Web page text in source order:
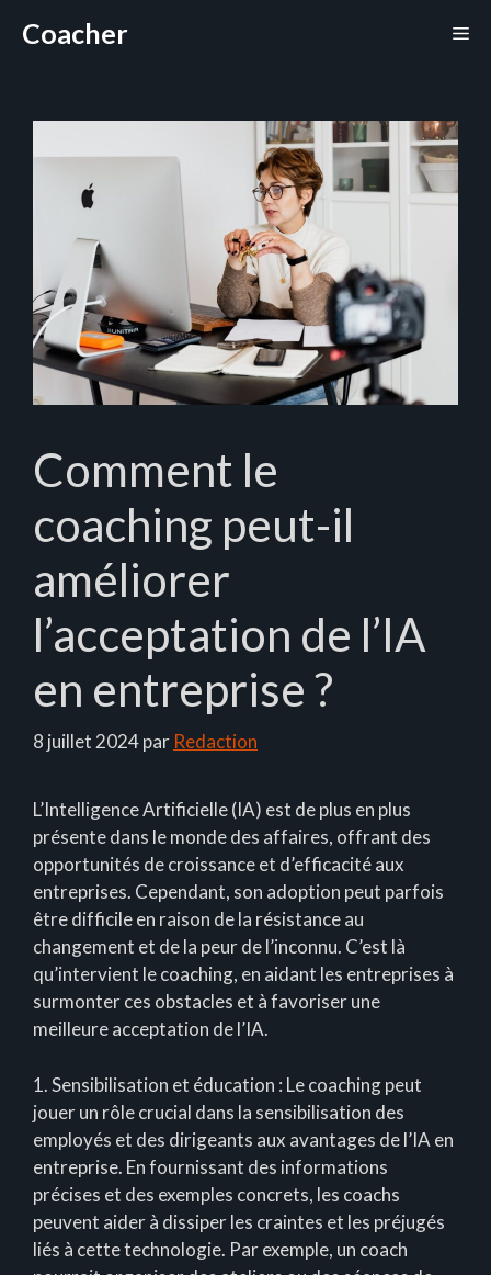
Coacher
Comment le
coaching peut-il
améliorer
l’acceptation de l’IA
en entreprise ?
8 juillet 2024par Redaction
L’Intelligence Artificielle (IA) est de plus en plus
présente dans le monde des affaires, offrant des
opportunités de croissance et d’efficacité aux
entreprises. Cependant, son adoption peut parfois
être difficile en raison de la résistance au
changement et de la peur de l’inconnu. C’est là
qu’intervient le coaching, en aidant les entreprises à
surmonter ces obstacles et à favoriser une
meilleure acceptation de l’IA.
1. Sensibilisation et éducation : Le coaching peut
jouer un rôle crucial dans la sensibilisation des
employés et des dirigeants aux avantages de l’IA en
entreprise. En fournissant des informations
précises et des exemples concrets, les coachs
peuvent aider à dissiper les craintes et les préjugés
liés à cette technologie. Par exemple, un coach